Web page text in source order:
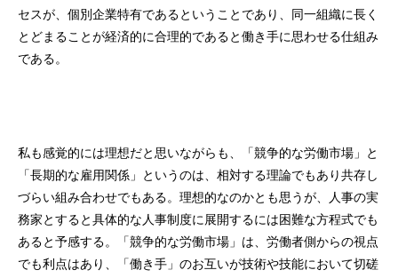
セスが、個別企業特有であるということであり、同一組織に長く
とどまることが経済的に合理的であると働き手に思わせる仕組み
である。
私も感覚的には理想だと思いながらも、「競争的な労働市場」と
「長期的な雇用関係」というのは、相対する理論でもあり共存し
づらい組み合わせでもある。理想的なのかとも思うが、人事の実
務家とすると具体的な人事制度に展開するには困難な方程式でも
あると予感する。「競争的な労働市場」は、労働者側からの視点
でも利点はあり、「働き手」のお互いが技術や技能において切磋